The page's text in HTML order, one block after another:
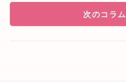
次のコラム